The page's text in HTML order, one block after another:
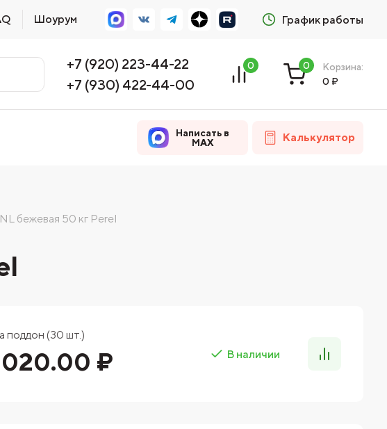
Шоурум График работы
+7 (920) 223-44-22
+7 (930) 422-44-00
0 0
Корзина:
0 ₽
Написать в
MAX
Калькулятор
бежевая 50 кг Perel
поддон (30 шт.)
020.00 ₽ В наличии